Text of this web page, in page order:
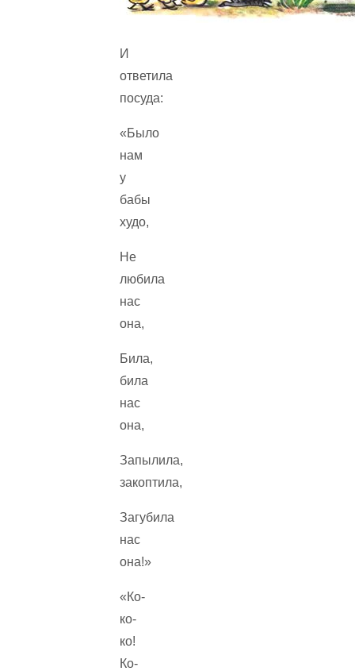
И
ответила
посуда:
«Было
нам
у
бабы
худо,
Не
любила
нас
она,
Била,
била
нас
она,
Запылила,
закоптила,
Загубила
нас
она!»
«Ко-
ко-
ко!
Ко-